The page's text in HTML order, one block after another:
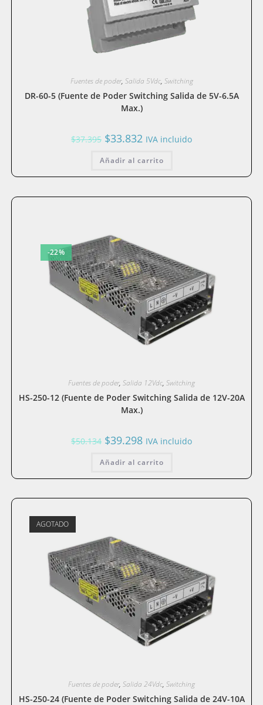
Fuentes de poder, Salida 5Vdc, Switching
DR-60-5 (Fuente de Poder Switching Salida de 5V-6.5A
Max.)
$37.395 El
precio
era:
$33.832 El
precio
es:
IVA incluido
Añadir al carrito
-22%
Fuentes de poder, Salida 12Vdc, Switching
HS-250-12 (Fuente de Poder Switching Salida de 12V-20A
Max.)
$50.134 El
precio
era:
$39.298 El
precio
es:
IVA incluido
Añadir al carrito
AGOTADO
Fuentes de poder, Salida 24Vdc, Switching
HS-250-24 (Fuente de Poder Switching Salida de 24V-10A